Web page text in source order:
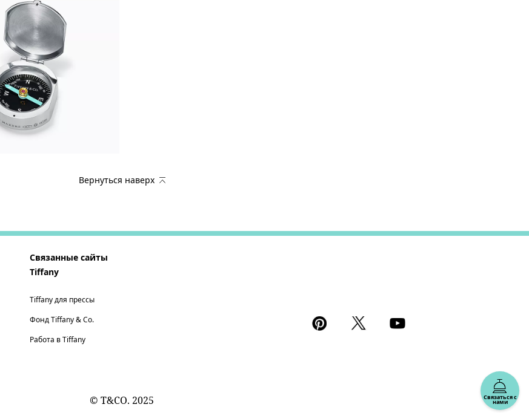
Вернуться наверх
Связаться с
нами
Связанные сайты
Tiffany
Tiffany для прессы
Фонд Tiffany & Co.
Работа в Tiffany
© T&CO. 2025